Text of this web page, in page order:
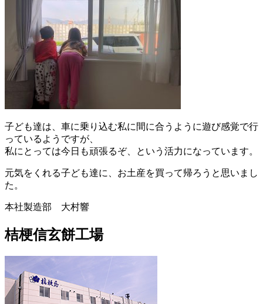
子ども達は、車に乗り込む私に間に合うように遊び感覚で行
っているようですが、
私にとっては今日も頑張るぞ、という活力になっています。
元気をくれる子ども達に、お土産を買って帰ろうと思いまし
た。
本社製造部 大村響
桔梗信玄餅工場